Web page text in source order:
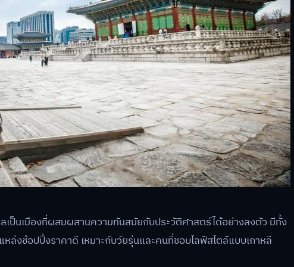
เป็นเมืองที่ผสมผสานความทันสมัยกับประวัติศาสตร์ได้อย่างลงตัว มีทั้ง
ล่งช้อปปิ้งราคาดี เหมาะกับวัยรุ่นและคนที่ชอบไลฟ์สไตล์แบบเกาหลี